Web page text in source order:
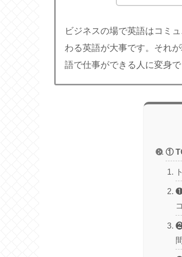
ビジネスの場で英語はコミ
わる英語が大事です。それ
語で仕事ができる人に変身で
①
❶
❷